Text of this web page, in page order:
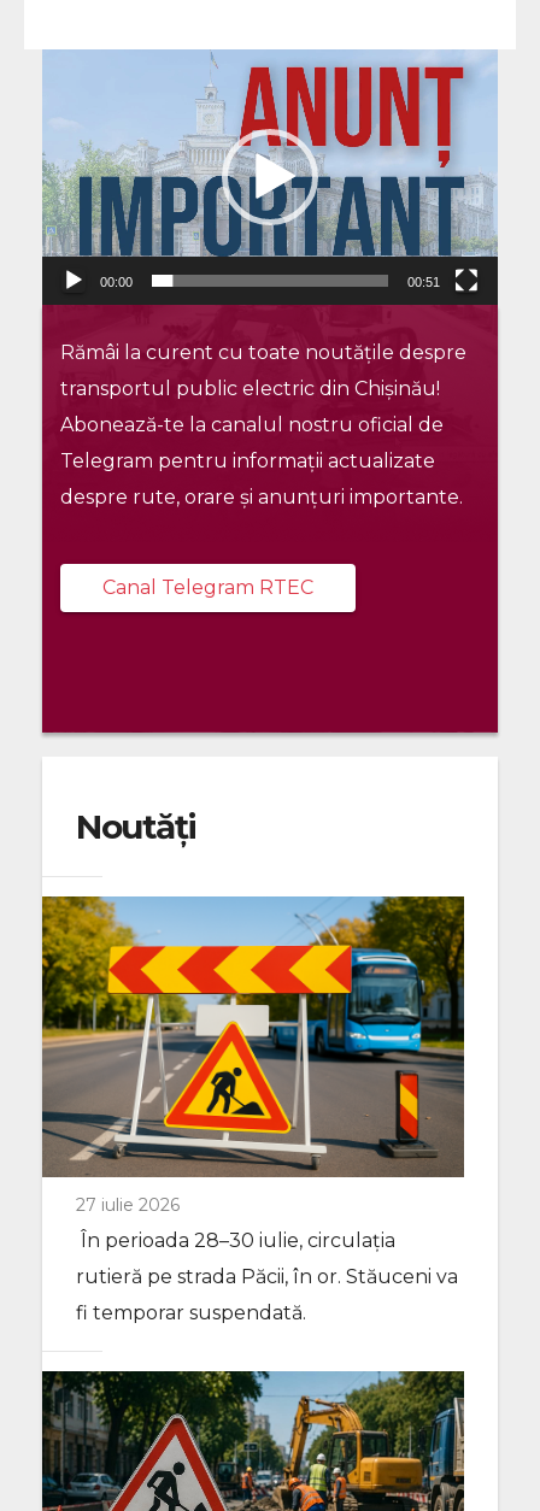
00:00 00:51
Rămâi la curent cu toate noutățile despre
transportul public electric din Chișinău!
Abonează-te la canalul nostru oficial de
Telegram pentru informații actualizate
despre rute, orare și anunțuri importante.
Canal Telegram RTEC
Noutăți
27 iulie 2026
În perioada 28–30 iulie, circulația
rutieră pe strada Păcii, în or. Stăuceni va
fi temporar suspendată.